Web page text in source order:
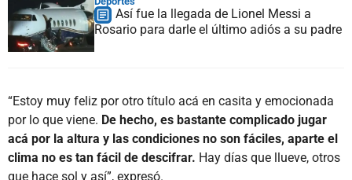
Así fue la llegada de Lionel Messi a
Rosario para darle el último adiós a su padre
“Estoy muy feliz por otro título acá en casita y emocionada
por lo que viene. De hecho, es bastante complicado jugar
acá por la altura y las condiciones no son fáciles, aparte el
clima no es tan fácil de descifrar. Hay días que llueve, otros
que hace sol y así”, expresó.